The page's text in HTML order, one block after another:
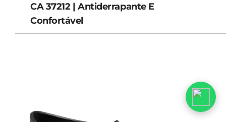
CA 37212 | Antiderrapante E
Confortável